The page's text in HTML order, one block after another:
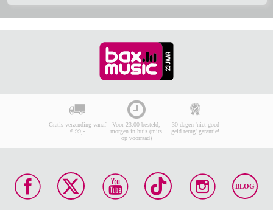
Gratis verzending vanaf
€ 99,-
Voor 23:00 besteld,
morgen in huis (mits
op voorraad)
30 dagen 'niet goed
geld terug' garantie!
BLOG